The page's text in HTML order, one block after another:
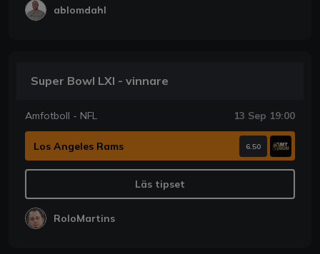
ablomdahl
Super Bowl LXI - vinnare
Amfotboll - NFL 13 Sep 19:00
Los Angeles Rams 6.50
Läs tipset
RoloMartins